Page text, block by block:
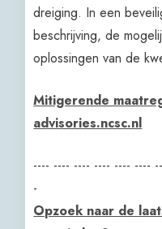
dreiging. In een
beschrijving, de
oplossingen van de
Mitigerende
advisories.ncsc.nl
---- ---- ---- ---- ---- ----
-
Opzoek naar de